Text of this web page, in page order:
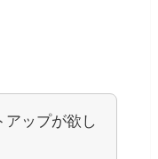
アップが欲し